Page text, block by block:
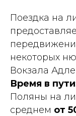
Поездка на
некоторых
Вокзала
Время в
Поляны на
среднем от